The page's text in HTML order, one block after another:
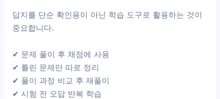
답지를 단순 확인용이 아닌 학습 도구로 활용하는 것이
중요합니다.
✔ 문제 풀이 후 채점에 사용
✔ 틀린 문제만 따로 정리
✔ 풀이 과정 비교 후 재풀이
✔ 시험 전 오답 반복 학습